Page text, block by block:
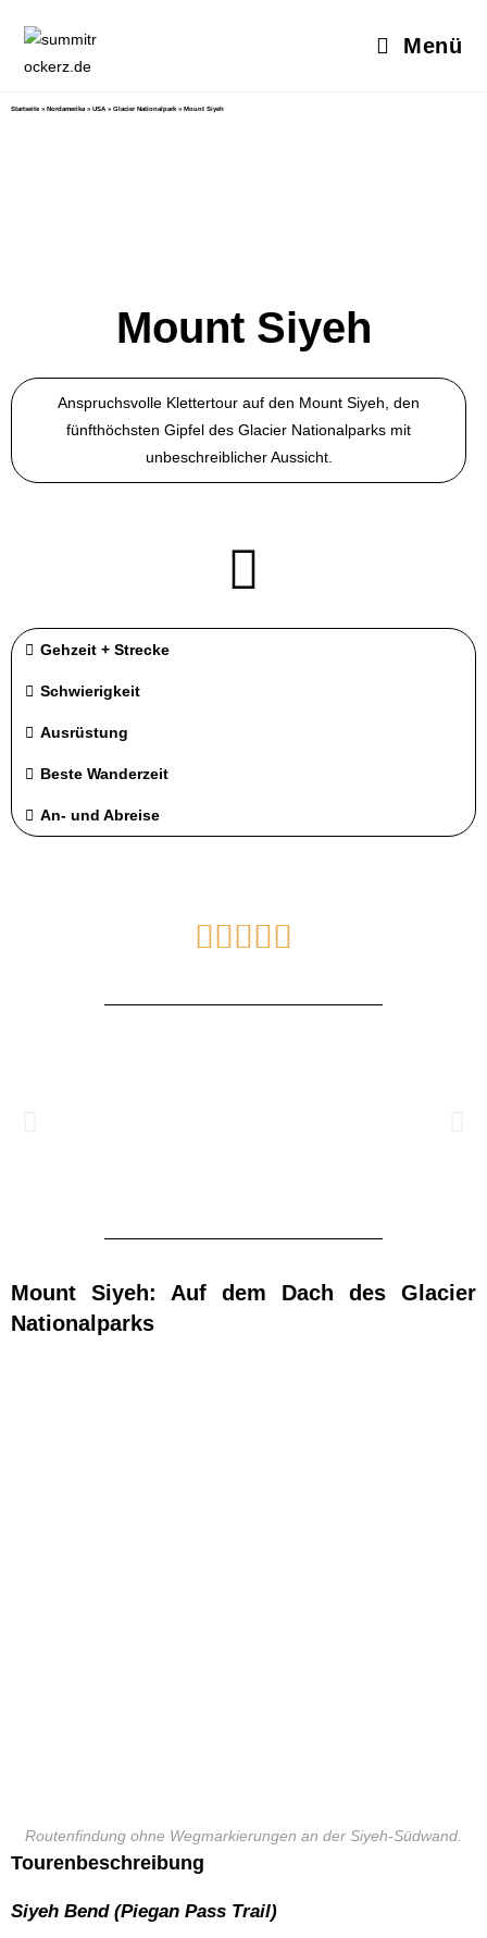
Menü
Startseite » Nordamerika » USA » Glacier Nationalpark » Mount Siyeh
Mount Siyeh
Anspruchsvolle Klettertour auf den Mount Siyeh, den
fünfthöchsten Gipfel des Glacier Nationalparks mit
unbeschreiblicher Aussicht.
Gehzeit + Strecke
Schwierigkeit
Ausrüstung
Beste Wanderzeit
An- und Abreise

Mount Siyeh: Auf dem Dach des Glacier
Nationalparks
Routenfindung ohne Wegmarkierungen an der Siyeh-Südwand.
Tourenbeschreibung
Siyeh Bend (Piegan Pass Trail)